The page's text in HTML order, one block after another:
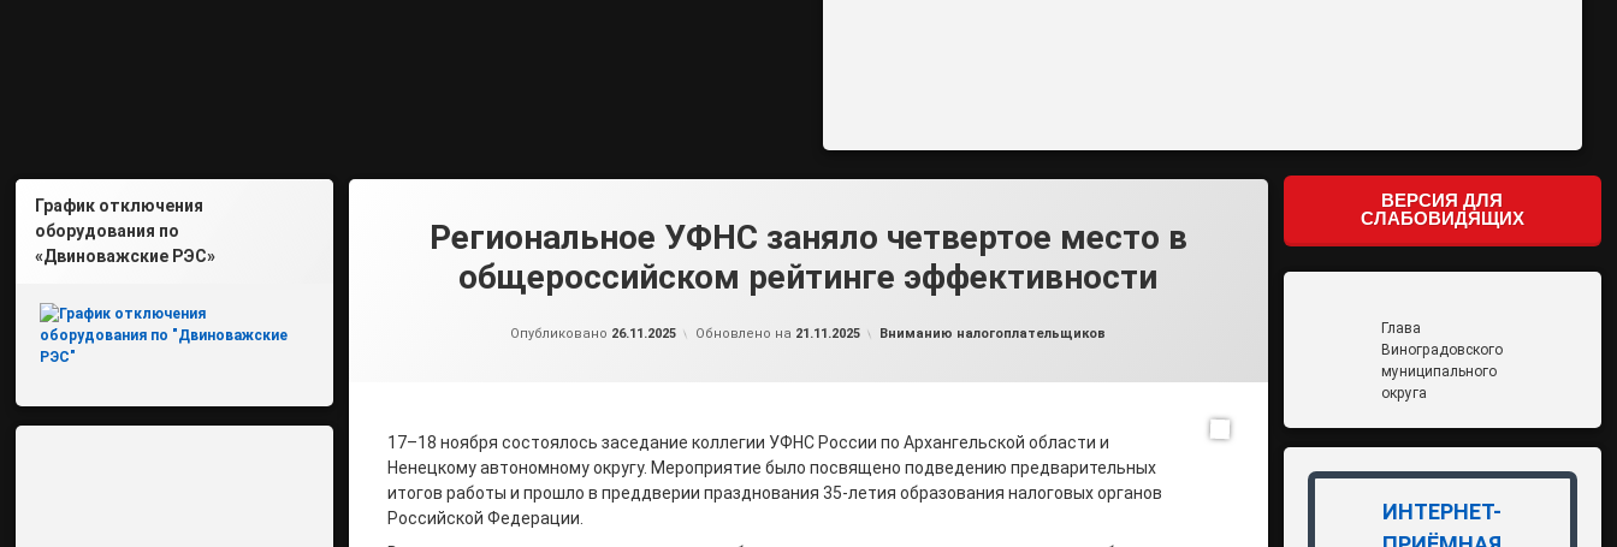
Региональное УФНС заняло четвертое место в
общероссийском рейтинге эффективности
Опубликовано 26.11.2025 Обновлено на 21.11.2025 Рубрики:
Вниманию налогоплательщиков
17–18 ноября состоялось заседание коллегии УФНС России по Архангельской области и
Ненецкому автономному округу. Мероприятие было посвящено подведению предварительных
итогов работы и прошло в преддверии празднования 35-летия образования налоговых органов
Российской Федерации.
График отключения
оборудования по
«Двиноважские РЭС»
ВЕРСИЯ ДЛЯ
СЛАБОВИДЯЩИХ
Глава
Виноградовского
муниципального
округа
ИНТЕРНЕТ-